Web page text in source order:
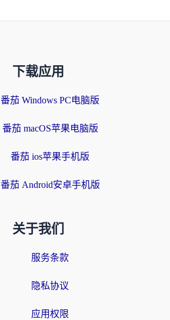
下载应用
番茄 Windows PC电脑版
番茄 macOS苹果电脑版
番茄 ios苹果手机版
番茄 Android安卓手机版
关于我们
服务条款
隐私协议
应用权限